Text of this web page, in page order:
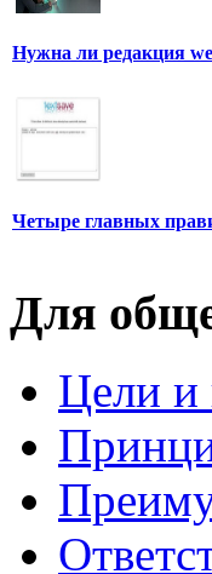
Нужна ли редакция
Четыре главных
Для
Цели и